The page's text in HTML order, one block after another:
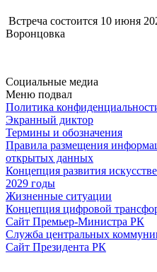
Встреча состоится 10 июня
Воронцовка
Социальные медиа
Меню подвал
Политика
Экранный диктор
Термины и обозначения
Правила размещения
открытых данных
Концепция развития
2029 годы
Жизненные ситуации
Концепция цифровой
Сайт Премьер-Министра РК
Служба центральных
Сайт Президента РК